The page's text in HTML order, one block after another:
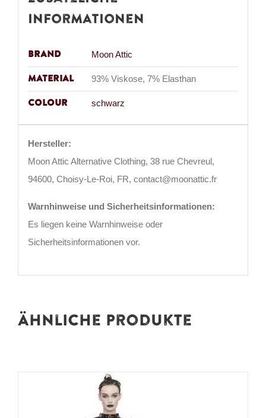
Informationen
Brand Moon Attic
Material 93% Viskose, 7% Elasthan
Colour schwarz
Hersteller:
Moon Attic Alternative Clothing, 38 rue Chevreul,
94600, Choisy-Le-Roi, FR, contact@moonattic.fr
Warnhinweise und Sicherheitsinformationen:
Es liegen keine Warnhinweise oder
Sicherheitsinformationen vor.
Ähnliche Produkte